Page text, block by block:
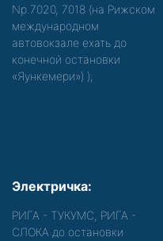
Nр.7020, 7018 (на Рижском
международном
автовокзале ехать до
конечной остановки
«Яункемери») );
Электричка:
РИГА - ТУКУМС, РИГА -
СЛОКА до остановки